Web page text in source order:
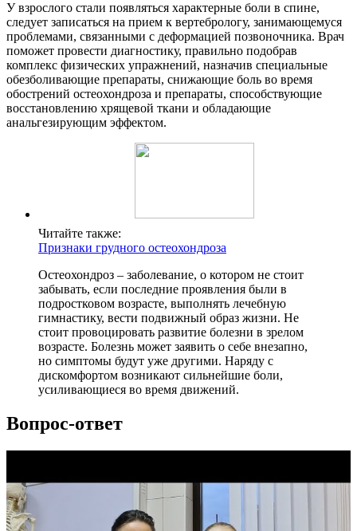
У взрослого стали появляться характерные боли в спине,
следует записаться на прием к вертебрологу, занимающемуся
проблемами, связанными с деформацией позвоночника. Врач
поможет провести диагностику, правильно подобрав
комплекс физических упражнений, назначив специальные
обезболивающие препараты, снижающие боль во время
обострений остеохондроза и препараты, способствующие
восстановлению хрящевой ткани и обладающие
анальгезирующим эффектом.
Читайте также:
Признаки грудного остеохондроза
Остеохондроз – заболевание, о котором не стоит
забывать, если последние проявления были в
подростковом возрасте, выполнять лечебную
гимнастику, вести подвижный образ жизни. Не
стоит провоцировать развитие болезни в зрелом
возрасте. Болезнь может заявить о себе внезапно,
но симптомы будут уже другими. Наряду с
дискомфортом возникают сильнейшие боли,
усиливающиеся во время движений.
Вопрос-ответ